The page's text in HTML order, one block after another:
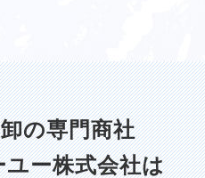
の専門商社
ー株式会社は